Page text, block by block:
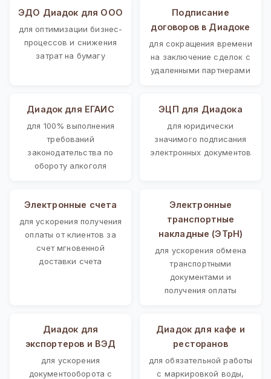
ЭДО Диадок для ООО
для оптимизации бизнес-
процессов и снижения
затрат на бумагу
Подписание
договоров в Диадоке
для сокращения времени
на заключение сделок с
удаленными партнерами
Диадок для ЕГАИС
для 100% выполнения
требований
законодательства по
обороту алкоголя
ЭЦП для Диадока
для юридически
значимого подписания
электронных документов
Электронные счета
для ускорения получения
оплаты от клиентов за
счет мгновенной
доставки счета
Электронные
транспортные
накладные (ЭТрН)
для ускорения обмена
транспортными
документами и
получения оплаты
Диадок для
экспортеров и ВЭД
для ускорения
документооборота с
Диадок для кафе и
ресторанов
для обязательной работы
с маркировкой воды,